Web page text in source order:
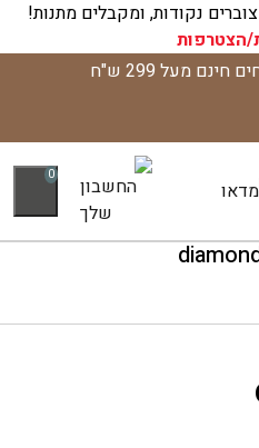
נקודות, ומקבלים מתנות!
הצטרפות
מעל 299 ש"ח
0
הקניות שלך ריקה כעת!